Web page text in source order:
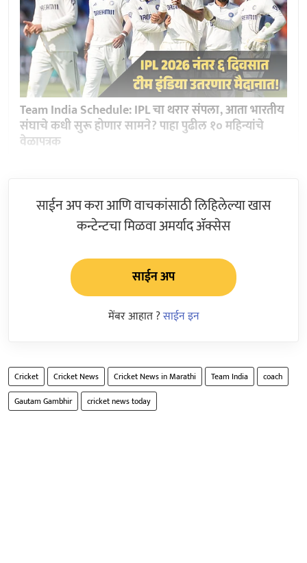
Team India Schedule: IPL चा थरार संपला, आता भारतीय
संघाचे कधी सुरू होणार सामने? पाहा पुढील १० महिन्यांचे
वेळापत्रक
साईन अप करा आणि वाचकांसाठी लिहिलेल्या खास
कन्टेन्टचा मिळवा अमर्याद ॲक्सेस
साईन अप
मेंबर आहात ?साईन इन
Cricket Cricket News Cricket News in Marathi Team India
coach
Gautam Gambhir
cricket news today